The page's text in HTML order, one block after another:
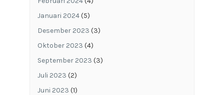
Januari 2024(5)
Desember 2023 (3)
Oktober 2023 (4)
September 2023 (3)
Juli 2023 (2)
Juni 2023 (1)